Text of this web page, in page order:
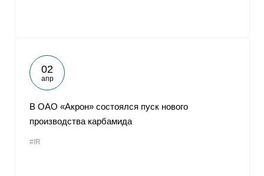
02
апр
В ОАО «Акрон» состоялся пуск нового
производства карбамида
#IR